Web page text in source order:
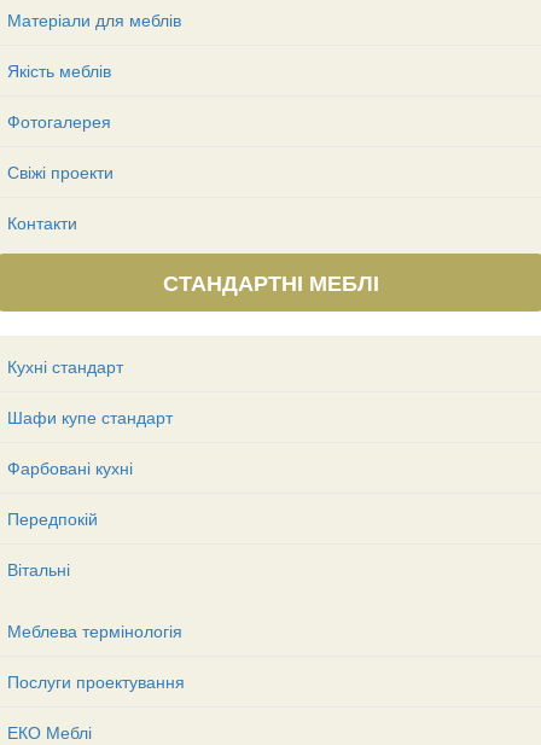
Матеріали для меблів
Якість меблів
Фотогалерея
Свіжі проекти
Контакти
СТАНДАРТНІ МЕБЛІ
Кухні стандарт
Шафи купе стандарт
Фарбовані кухні
Передпокій
Вітальні
Меблева термінологія
Послуги проектування
ЕКО Меблі